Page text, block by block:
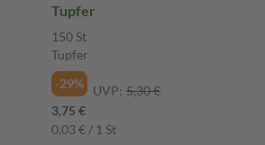
Tupfer
150 St
Tupfer
-29%
UVP: 5,30 €
3,75 €
0,03 € / 1 St